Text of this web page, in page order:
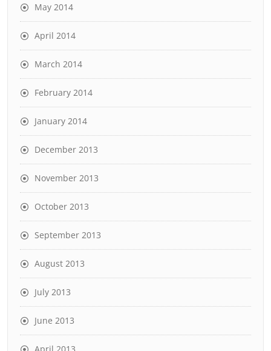
May 2014
April 2014
March 2014
February 2014
January 2014
December 2013
November 2013
October 2013
September 2013
August 2013
July 2013
June 2013